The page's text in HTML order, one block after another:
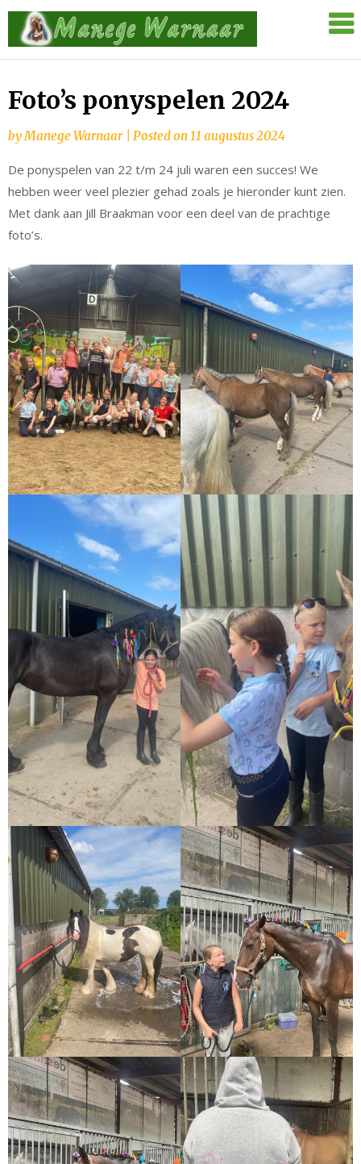
Skip
content
Manege
Foto’s ponyspelen 2024
byManege Warnaar Posted on11 augustus 2024
De ponyspelen van 22 t/m 24 juli waren een succes! We
hebben weer veel plezier gehad zoals je hieronder kunt zien.
Met dank aan Jill Braakman voor een deel van de prachtige
foto’s.